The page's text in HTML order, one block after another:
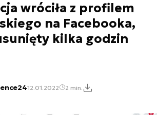
wróciła z profilem
na Facebooka,
kilka godzin
12.01.2022 2 min.